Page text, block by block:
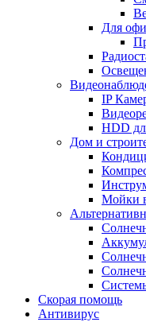
Для
IP
HDD
Дом и
Мойки
Скорая помощь
Антивирус